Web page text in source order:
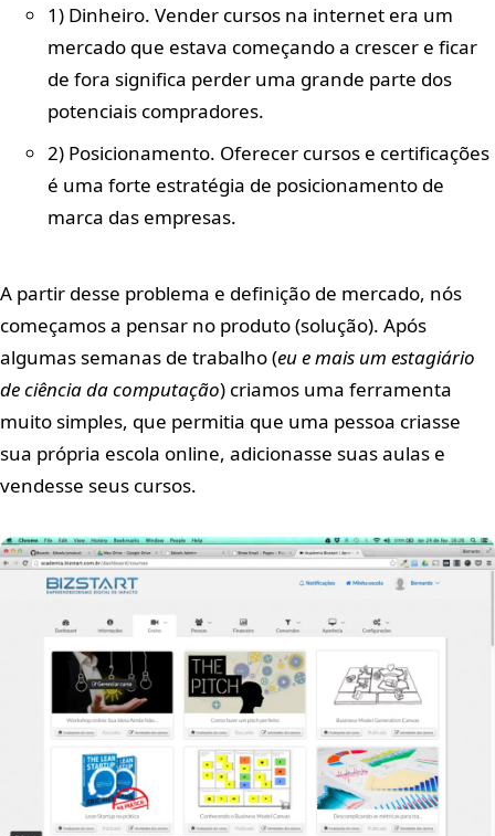
1) Dinheiro. Vender cursos na internet era um
mercado que estava começando a crescer e ficar
de fora significa perder uma grande parte dos
potenciais compradores.
2) Posicionamento. Oferecer cursos e certificações
é uma forte estratégia de posicionamento de
marca das empresas.
A partir desse problema e definição de mercado, nós
começamos a pensar no produto (solução). Após
algumas semanas de trabalho (eu e mais um estagiário
de ciência da computação) criamos uma ferramenta
muito simples, que permitia que uma pessoa criasse
sua própria escola online, adicionasse suas aulas e
vendesse seus cursos.